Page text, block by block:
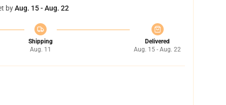
byAug. 15 - Aug. 22
Shipping
Aug. 11
Delivered
Aug. 15 - Aug. 22